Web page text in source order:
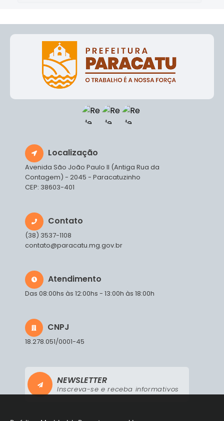
Localização
Avenida São João Paulo II (Antiga Rua da
Contagem) - 2045 - Paracatuzinho
CEP: 38603-401
Contato
(38) 3537-1108
contato@paracatu.mg.gov.br
Atendimento
Das 08:00hs às 12:00hs - 13:00h às 18:00h
CNPJ
18.278.051/0001-45
NEWSLETTER
Inscreva-se e receba informativos